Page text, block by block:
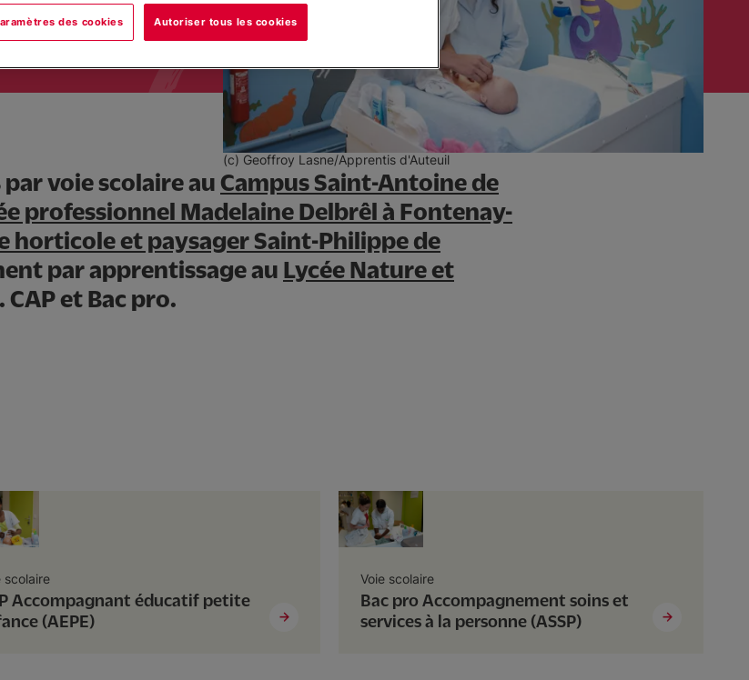
(c) Geoffroy Lasne/Apprentis d'Auteuil
voie scolaire au Campus Saint-Antoine de
professionnel Madelaine Delbrêl à Fontenay-
horticole et paysager Saint-Philippe de
par apprentissage au Lycée Nature et
. CAP et Bac pro.
scolaire
Accompagnant éducatif petite
(AEPE)
Voie scolaire
Bac pro Accompagnement soins et
services à la personne (ASSP)
des cookies Autoriser tous les cookies